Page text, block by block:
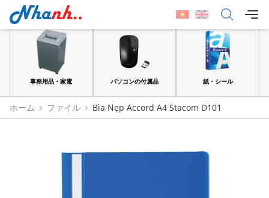
事務用品・家電 パソコンの付属品 紙・シール
ホーム ファイル Bìa Nẹp Accord A4 Stacom D101